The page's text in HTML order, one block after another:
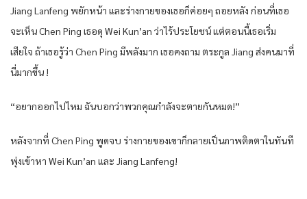
Jiang Lanfeng พยักหน้า และร่างกายของเธอก็ค่อยๆ ถอยหลัง ก่อนที่เธอ
จะเห็น Chen Ping เธอดุ Wei Kun’an ว่าไร้ประโยชน์ แต่ตอนนี้เธอเริ่ม
เสียใจ ถ้าเธอรู้ว่า Chen Ping มีพลังมาก เธอคงถาม ตระกูล Jiang ส่งคนมาที่
นี่มากขึ้น !
“อยากออกไปไหม ฉันบอกว่าพวกคุณกำลังจะตายกันหมด!”
หลังจากที่ Chen Ping พูดจบ ร่างกายของเขาก็กลายเป็นภาพติดตาในทันที
พุ่งเข้าหา Wei Kun’an และ Jiang Lanfeng!